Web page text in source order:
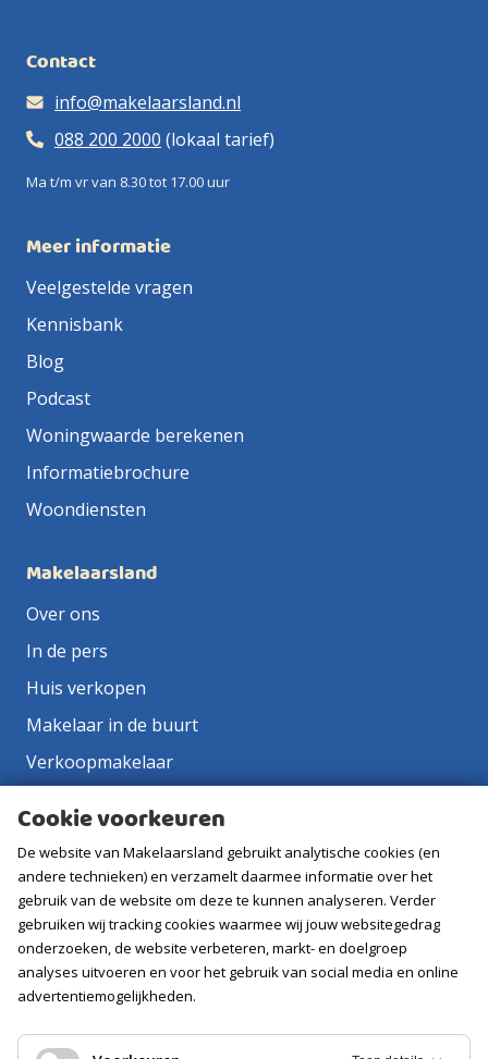
Contact
info@makelaarsland.nl
088 200 2000 (lokaal tarief)
Ma t/m vr van 8.30 tot 17.00 uur
Meer informatie
Veelgestelde vragen
Kennisbank
Blog
Podcast
Woningwaarde berekenen
Informatiebrochure
Woondiensten
Makelaarsland
Over ons
In de pers
Huis verkopen
Makelaar in de buurt
Verkoopmakelaar
Vacatures
Volg ons
Cookie voorkeuren
De website van Makelaarsland gebruikt analytische cookies (en
andere technieken) en verzamelt daarmee informatie over het
gebruik van de website om deze te kunnen analyseren. Verder
gebruiken wij tracking cookies waarmee wij jouw websitegedrag
onderzoeken, de website verbeteren, markt- en doelgroep
analyses uitvoeren en voor het gebruik van social media en online
advertentiemogelijkheden.